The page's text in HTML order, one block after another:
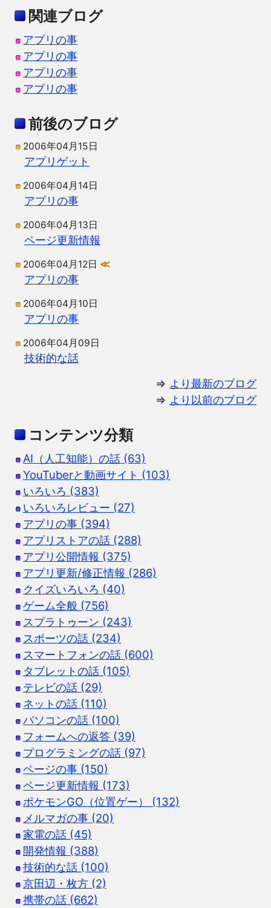
関連ブログ
アプリの事
アプリの事
アプリの事
アプリの事
前後のブログ
2006年04月15日
アプリゲット
2006年04月14日
アプリの事
2006年04月13日
ページ更新情報
2006年04月12日 ≪
アプリの事
2006年04月10日
アプリの事
2006年04月09日
技術的な話
⇒ より最新のブログ
⇒ より以前のブログ
コンテンツ分類
AI（人工知能）の話 (63)
YouTuberと動画サイト (103)
いろいろ (383)
いろいろレビュー (27)
アプリの事 (394)
アプリストアの話 (288)
アプリ公開情報 (375)
アプリ更新/修正情報 (286)
クイズいろいろ (40)
ゲーム全般 (756)
スプラトゥーン (243)
スポーツの話 (234)
スマートフォンの話 (600)
タブレットの話 (105)
テレビの話 (29)
ネットの話 (110)
パソコンの話 (100)
フォームへの返答 (39)
プログラミングの話 (97)
ページの事 (150)
ページ更新情報 (173)
ポケモンGO（位置ゲー） (132)
メルマガの事 (20)
家電の話 (45)
開発情報 (388)
技術的な話 (100)
京田辺・枚方 (2)
携帯の話 (662)